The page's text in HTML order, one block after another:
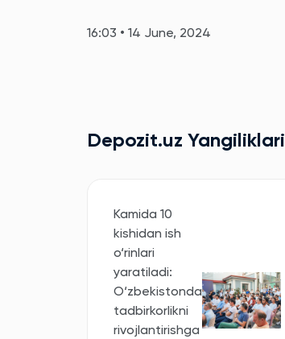
16:03 • 14 June, 2024
Depozit.uz Yangiliklari
Kamida 10
kishidan ish
o‘rinlari
yaratiladi:
O‘zbekistonda
tadbirkorlikni
rivojlantirishga